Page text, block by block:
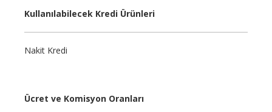
Kullanılabilecek Kredi Ürünleri
Nakit Kredi
Ücret ve Komisyon Oranları